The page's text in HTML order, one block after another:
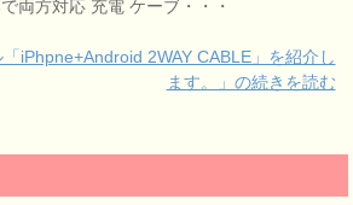
両方対応 充電 ケーブ・・・
「iPhpne+Android 2WAY CABLE」を紹介し
ます。」の続きを読む